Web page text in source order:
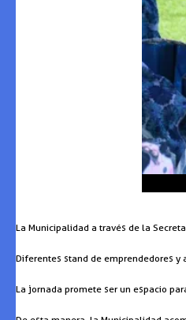
La Municipalidad a través de la
Diferentes stand de emprendedores y
La jornada promete ser un espacio